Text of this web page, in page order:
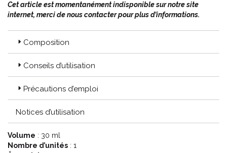
Cet article est momentanément indisponible sur notre site
internet, merci de nous contacter pour plus d’informations.
Composition
Conseils d’utilisation
Précautions d’emploi
Notices d’utilisation
Volume : 30 ml
Nombre d’unités : 1